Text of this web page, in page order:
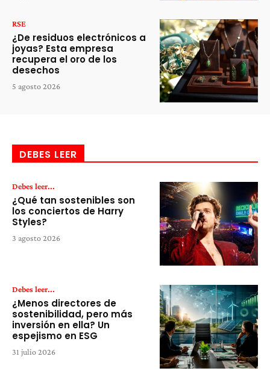
RSE
¿De residuos electrónicos a
joyas? Esta empresa
recupera el oro de los
desechos
5 agosto 2026
DEBES LEER
Debes leer...
¿Qué tan sostenibles son
los conciertos de Harry
Styles?
3 agosto 2026
Debes leer...
¿Menos directores de
sostenibilidad, pero más
inversión en ella? Un
espejismo en ESG
31 julio 2026